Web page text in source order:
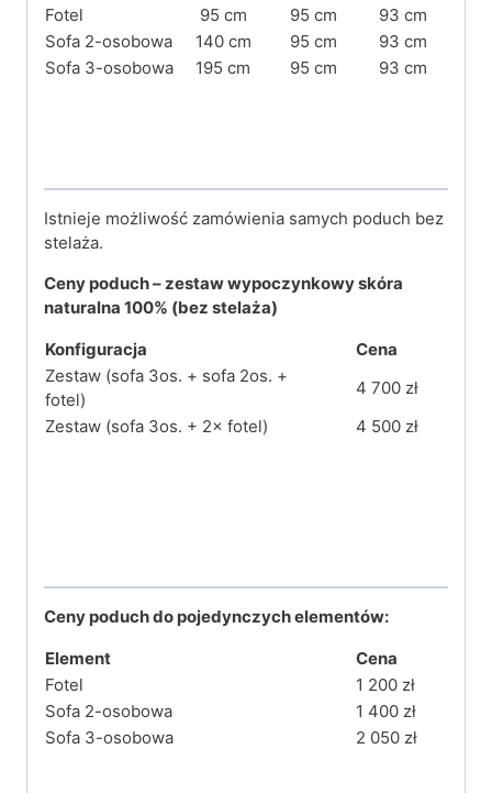
Fotel 95 cm 95 cm
93 cm
Sofa 2-osobowa
140 cm 95 cm
93 cm
Sofa 3-osobowa
195 cm 95 cm 93 cm
Istnieje możliwość zamówienia samych poduch bez
stelaża.
Ceny poduch– zestaw wypoczynkowy skóra
naturalna 100% (bez stelaża)
Konfiguracja
Cena
Zestaw (sofa 3os. + sofa 2os. +
fotel)
4 700 zł
Zestaw (sofa 3os. + 2× fotel)
4 500 zł
Ceny poduch do pojedynczych elementów:
Element
Cena
Fotel
1 200 zł
Sofa 2-osobowa
1 400 zł
Sofa 3-osobowa
2 050 zł